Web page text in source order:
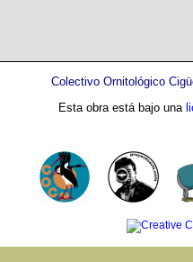
Colectivo Ornitológico
Esta obra está bajo una